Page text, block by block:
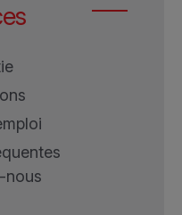
nous